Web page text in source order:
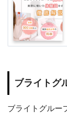
ブライトグ
ブライトグルー